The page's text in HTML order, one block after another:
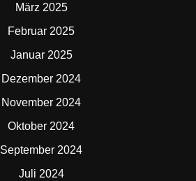
März 2025
Februar 2025
Januar 2025
Dezember 2024
November 2024
Oktober 2024
September 2024
Juli 2024